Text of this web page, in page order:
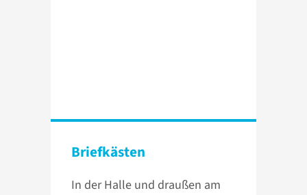
Briefkästen
In der Halle und draußen am